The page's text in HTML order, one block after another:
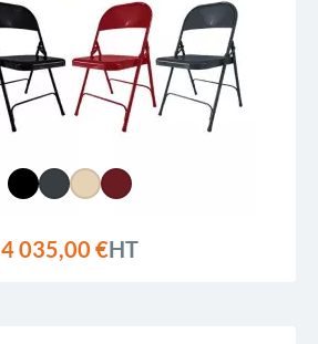
4 035,00 €HT